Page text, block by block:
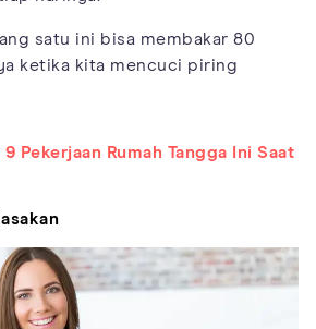
satu ini bisa membakar 80
ketika kita mencuci piring
9 Pekerjaan Rumah Tangga Ini Saat